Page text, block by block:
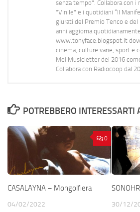
senza tempo". Collabora con i
"Vinile" e i quotidiani “Il
giurati del Premio Tenco e del
anni aggiorna
www.tonyface.blogspot.it
cinema, culture varie, sport e
Mei Musicletter del 2016
Collabora con Radiocoop dal
POTREBBERO INTERESSARTI
0
CASALAYNA – Mongolfiera
04/02/2022 30/12/